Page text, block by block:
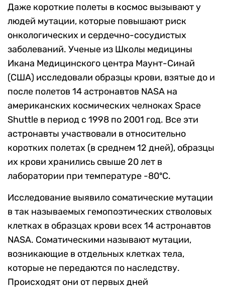
Даже короткие полеты в космос вызывают у
людей мутации, которые повышают риск
онкологических и сердечно-сосудистых
заболеваний. Ученые из Школы медицины
Икана Медицинского центра Маунт-Синай
(США) исследовали образцы крови, взятые до и
после полетов 14 астронавтов NASA на
американских космических челноках Space
Shuttle в период с 1998 по 2001 год. Все эти
астронавты участвовали в относительно
коротких полетах (в среднем 12 дней), образцы
их крови хранились свыше 20 лет в
лаборатории при температуре -80ºC.
Исследование выявило соматические мутации
в так называемых гемопоэтических стволовых
клетках в образцах крови всех 14 астронавтов
NASA. Соматическими называют мутации,
возникающие в отдельных клетках тела,
которые не передаются по наследству.
Происходят они от первых дней